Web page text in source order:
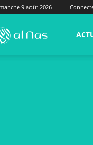
9 août 2026
alNas.fr